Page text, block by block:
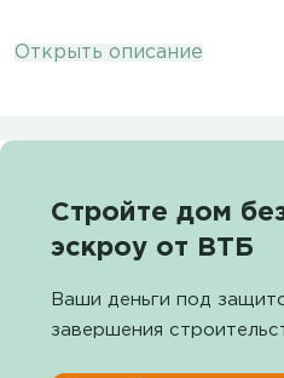
Открыть описание
Стройте дом
эскроу от ВТБ
Ваши деньги под
завершения